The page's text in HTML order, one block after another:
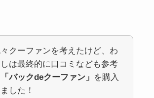
クーファンを考えたけど、わ
は最終的に口コミなども参考
「バックdeクーファン」 を購入
した！